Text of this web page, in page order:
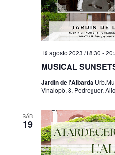
MUSICAL
19 agosto 2023 /18:30 -
Jardín de l'Albarda
Vinalopò, 8, Pedreguer,
SÁB
19